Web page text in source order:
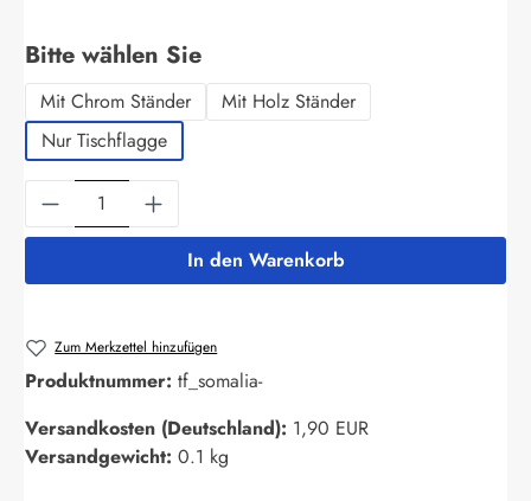
Bitte wählen Sieauswählen
Mit Chrom Ständer
Mit Holz Ständer
Nur Tischflagge
Produkt Anzahl: Gib den gewünschten
In den Warenkorb
Zum Merkzettel hinzufügen
Produktnummer: tf_somalia-
Versandkosten (Deutschland): 1,90 EUR
Versandgewicht: 0.1 kg